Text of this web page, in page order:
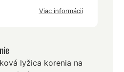
Viac informácií
lyžica korenia na